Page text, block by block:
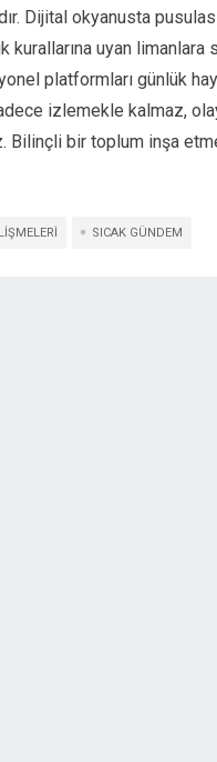
Dijital okyanusta
uyan limanlara
platformları günlük
izlemekle kalmaz,
Bilinçli bir toplum inşa
SICAK GÜNDEM